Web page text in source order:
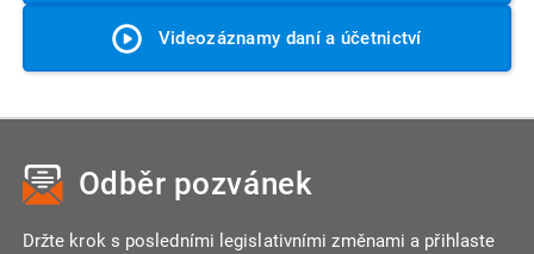
Videozáznamy daní a účetnictví
Odběr pozvánek
Držte krok s posledními legislativními změnami a přihlaste